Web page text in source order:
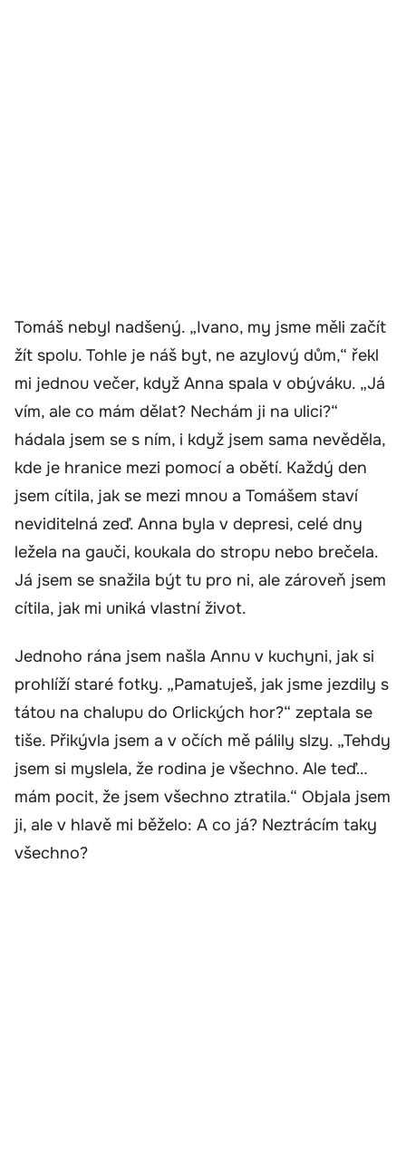
Tomáš nebyl nadšený. „Ivano, my jsme měli začít
žít spolu. Tohle je náš byt, ne azylový dům,“ řekl
mi jednou večer, když Anna spala v obýváku. „Já
vím, ale co mám dělat? Nechám ji na ulici?“
hádala jsem se s ním, i když jsem sama nevěděla,
kde je hranice mezi pomocí a obětí. Každý den
jsem cítila, jak se mezi mnou a Tomášem staví
neviditelná zeď. Anna byla v depresi, celé dny
ležela na gauči, koukala do stropu nebo brečela.
Já jsem se snažila být tu pro ni, ale zároveň jsem
cítila, jak mi uniká vlastní život.
Jednoho rána jsem našla Annu v kuchyni, jak si
prohlíží staré fotky. „Pamatuješ, jak jsme jezdily s
tátou na chalupu do Orlických hor?“ zeptala se
tiše. Přikývla jsem a v očích mě pálily slzy. „Tehdy
jsem si myslela, že rodina je všechno. Ale teď…
mám pocit, že jsem všechno ztratila.“ Objala jsem
ji, ale v hlavě mi běželo: A co já? Neztrácím taky
všechno?